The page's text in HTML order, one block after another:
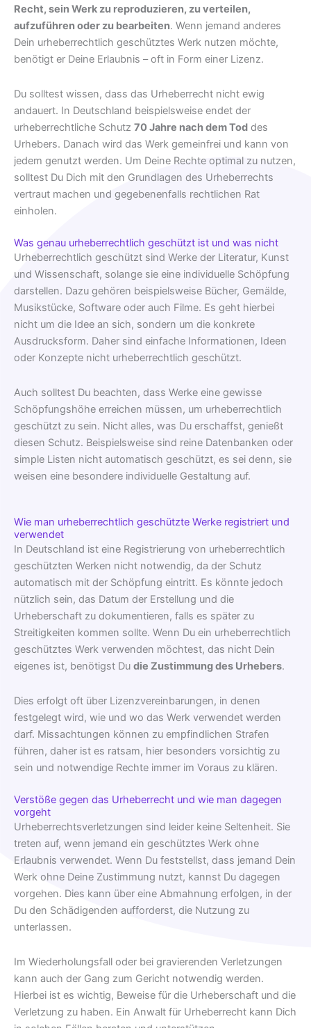
Recht, sein Werk zu reproduzieren, zu verteilen,
aufzuführen oder zu bearbeiten. Wenn jemand anderes
Dein urheberrechtlich geschütztes Werk nutzen möchte,
benötigt er Deine Erlaubnis – oft in Form einer Lizenz.
Du solltest wissen, dass das Urheberrecht nicht ewig
andauert. In Deutschland beispielsweise endet der
urheberrechtliche Schutz 70 Jahre nach dem Tod des
Urhebers. Danach wird das Werk gemeinfrei und kann von
jedem genutzt werden. Um Deine Rechte optimal zu nutzen,
solltest Du Dich mit den Grundlagen des Urheberrechts
vertraut machen und gegebenenfalls rechtlichen Rat
einholen.
Was genau urheberrechtlich geschützt ist und was nicht
Urheberrechtlich geschützt sind Werke der Literatur, Kunst
und Wissenschaft, solange sie eine individuelle Schöpfung
darstellen. Dazu gehören beispielsweise Bücher, Gemälde,
Musikstücke, Software oder auch Filme. Es geht hierbei
nicht um die Idee an sich, sondern um die konkrete
Ausdrucksform. Daher sind einfache Informationen, Ideen
oder Konzepte nicht urheberrechtlich geschützt.
Auch solltest Du beachten, dass Werke eine gewisse
Schöpfungshöhe erreichen müssen, um urheberrechtlich
geschützt zu sein. Nicht alles, was Du erschaffst, genießt
diesen Schutz. Beispielsweise sind reine Datenbanken oder
simple Listen nicht automatisch geschützt, es sei denn, sie
weisen eine besondere individuelle Gestaltung auf.
Wie man urheberrechtlich geschützte Werke registriert und
verwendet
In Deutschland ist eine Registrierung von urheberrechtlich
geschützten Werken nicht notwendig, da der Schutz
automatisch mit der Schöpfung eintritt. Es könnte jedoch
nützlich sein, das Datum der Erstellung und die
Urheberschaft zu dokumentieren, falls es später zu
Streitigkeiten kommen sollte. Wenn Du ein urheberrechtlich
geschütztes Werk verwenden möchtest, das nicht Dein
eigenes ist, benötigst Du die Zustimmung des Urhebers.
Dies erfolgt oft über Lizenzvereinbarungen, in denen
festgelegt wird, wie und wo das Werk verwendet werden
darf. Missachtungen können zu empfindlichen Strafen
führen, daher ist es ratsam, hier besonders vorsichtig zu
sein und notwendige Rechte immer im Voraus zu klären.
Verstöße gegen das Urheberrecht und wie man dagegen
vorgeht
Urheberrechtsverletzungen sind leider keine Seltenheit. Sie
treten auf, wenn jemand ein geschütztes Werk ohne
Erlaubnis verwendet. Wenn Du feststellst, dass jemand Dein
Werk ohne Deine Zustimmung nutzt, kannst Du dagegen
vorgehen. Dies kann über eine Abmahnung erfolgen, in der
Du den Schädigenden aufforderst, die Nutzung zu
unterlassen.
Im Wiederholungsfall oder bei gravierenden Verletzungen
kann auch der Gang zum Gericht notwendig werden.
Hierbei ist es wichtig, Beweise für die Urheberschaft und die
Verletzung zu haben. Ein Anwalt für Urheberrecht kann Dich